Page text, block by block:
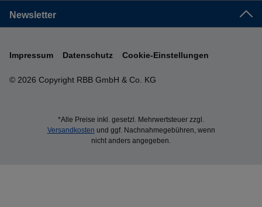
Newsletter
© 2026 Copyright RBB GmbH & Co. KG
Impressum Datenschutz Cookie-Einstellungen
*Alle Preise inkl. gesetzl. Mehrwertsteuer zzgl.
Versandkosten und ggf. Nachnahmegebühren, wenn
nicht anders angegeben.